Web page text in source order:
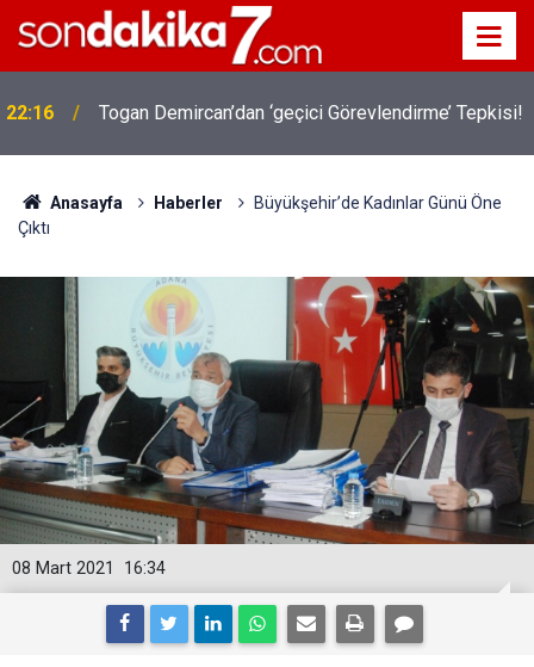
19:32
Sıcak Havalarda Ödem Şikayetini Hafife Almayın!
Anasayfa Haberler
Büyükşehir’de Kadınlar Günü Öne
Çıktı
16:34
08 Mart 2021